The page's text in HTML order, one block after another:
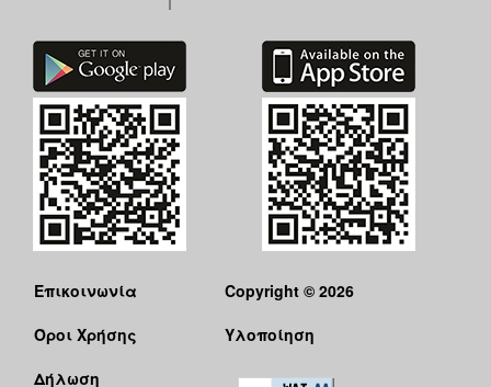
Επικοινωνία
Όροι Χρήσης
Δήλωση
Copyright © 2026
Υλοποίηση